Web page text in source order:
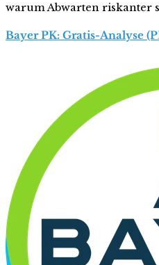
warum Abwarten riskanter
Bayer PK: Gratis-Analyse